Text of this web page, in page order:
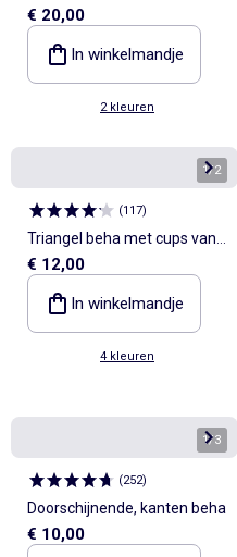
microvezel
€ 20,00
In winkelmandje
2 kleuren
1/2
(117)
Triangel beha met cups van
microvezel
€ 12,00
In winkelmandje
4 kleuren
1/3
(252)
Doorschijnende, kanten beha
€ 10,00